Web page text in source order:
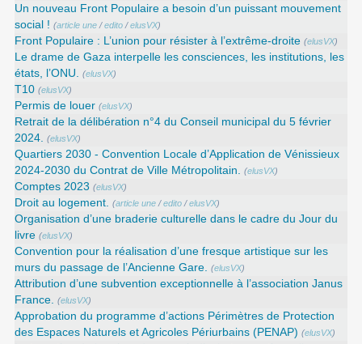
Un nouveau Front Populaire a besoin d’un puissant mouvement
social ! (article une /edito /elusVX)
Front Populaire : L’union pour résister à l’extrême-droite (elusVX)
Le drame de Gaza interpelle les consciences, les institutions, les
états, l’ONU.
(elusVX)
T10 (elusVX)
Permis de louer (elusVX)
Retrait de la délibération n°4 du Conseil municipal du 5 février
2024.
(elusVX)
Quartiers 2030 - Convention Locale d’Application de Vénissieux
2024-2030 du Contrat de Ville Métropolitain.
(elusVX)
Comptes 2023 (elusVX)
Droit au logement. (article une /edito /elusVX)
Organisation d’une braderie culturelle dans le cadre du Jour du
livre (elusVX)
Convention pour la réalisation d’une fresque artistique sur les
murs du passage de l’Ancienne Gare.
(elusVX)
Attribution d’une subvention exceptionnelle à l’association Janus
France.
(elusVX)
Approbation du programme d’actions Périmètres de Protection
des Espaces Naturels et Agricoles Périurbains (PENAP) (elusVX)